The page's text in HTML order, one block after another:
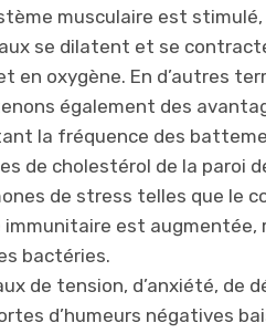
musculaire est
se dilatent et se
en oxygène. En d’autres
également des
la fréquence des
de cholestérol de la paroi
de stress telles que le
immunitaire est
bactéries.
de tension, d’anxiété, de
d’humeurs négatives